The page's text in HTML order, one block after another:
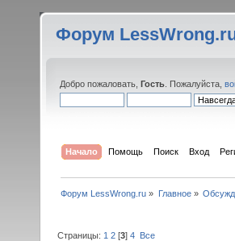
Форум
Добро пожаловать, Гость . Пожалуйста,
Начало Помощь Поиск Вход
Форум LessWrong.ru » Главное»
Страницы: 1 2 [3]4 Все